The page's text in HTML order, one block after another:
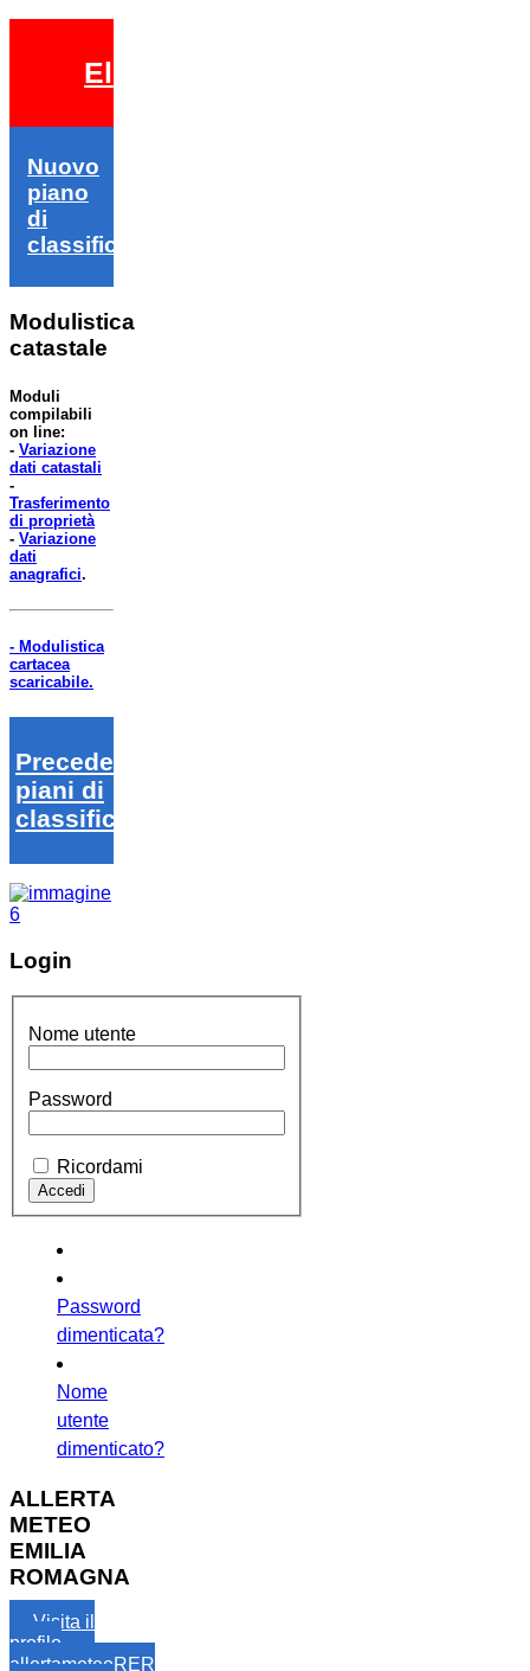
Elezioni 2026
Nuovo
piano
di
classifica
Modulistica
catastale
Moduli
compilabili
on line:
- Variazione
dati catastali
-
Trasferimento
di proprietà
- Variazione
dati
anagrafici.
- Modulistica
cartacea
scaricabile.
Precedenti
piani di
classifica
Login
Nome utente
Password
Ricordami
Password
dimenticata?
Nome
utente
dimenticato?
ALLERTA
METEO
EMILIA
ROMAGNA
Visita il
profilo
allertameteoRER